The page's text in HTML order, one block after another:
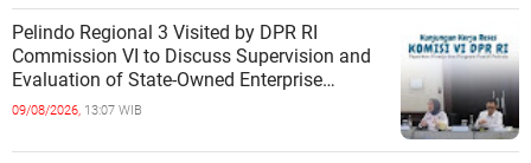
Pelindo Regional 3 Visited by DPR RI
Commission VI to Discuss Supervision and
Evaluation of State-Owned Enterprise
Performance
09/08/2026, 13:07 WIB